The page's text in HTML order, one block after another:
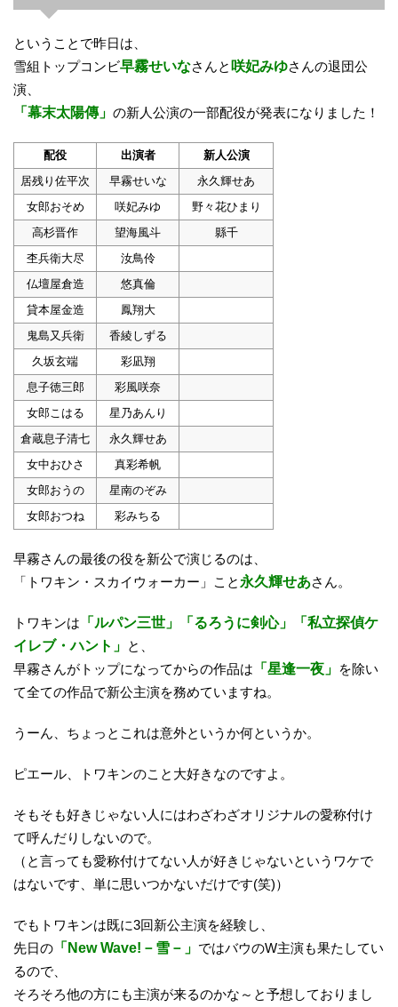
ということで昨日は、
雪組トップコンビ早霧せいなさんと 咲妃みゆさんの退団公
演、
「幕末太陽傳」 の新人公演の一部配役が発表になりました！
配役 出演者
新人公演
居残り佐平次
早霧せいな
永久輝せあ
女郎おそめ
咲妃みゆ
野々花ひまり
高杉晋作
望海風斗
縣千
杢兵衛大尽
汝鳥伶
仏壇屋倉造
悠真倫
貸本屋金造
鳳翔大
鬼島又兵衛
香綾しずる
久坂玄端
彩凪翔
息子徳三郎
彩風咲奈
女郎こはる
星乃あんり
倉蔵息子清七
永久輝せあ
女中おひさ
真彩希帆
女郎おうの
星南のぞみ
女郎おつね
彩みちる
早霧さんの最後の役を新公で演じるのは、
「トワキン・スカイウォーカー」こと 永久輝せあさん。
トワキンは 「ルパン三世」「るろうに剣心」「私立探偵ケ
イレブ・ハント」 と、
早霧さんがトップになってからの作品は 「星逢一夜」 を除い
て全ての作品で新公主演を務めていますね。
うーん、ちょっとこれは意外というか何というか。
ピエール、トワキンのこと大好きなのですよ。
そもそも好きじゃない人にはわざわざオリジナルの愛称付け
て呼んだりしないので。
（と言っても愛称付けてない人が好きじゃないというワケで
はないです、単に思いつかないだけです(笑)）
でもトワキンは既に3回新公主演を経験し、
先日の 「New Wave!－雪－」 ではバウのW主演も果たしてい
るので、
そろそろ他の方にも主演が来るのかな～と予想しておりまし